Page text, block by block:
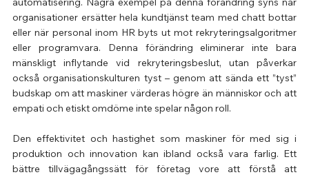
organisationer ersätter hela kundtjänst team med chatt bottar
eller när personal inom HR byts ut mot rekryteringsalgoritmer
eller programvara. Denna förändring eliminerar inte bara
mänskligt inflytande vid rekryteringsbeslut, utan påverkar
också organisationskulturen tyst – genom att sända ett ”tyst”
budskap om att maskiner värderas högre än människor och att
empati och etiskt omdöme inte spelar någon roll.
Den effektivitet och hastighet som maskiner för med sig i
produktion och innovation kan ibland också vara farlig. Ett
bättre tillvägagångssätt för företag vore att förstå att